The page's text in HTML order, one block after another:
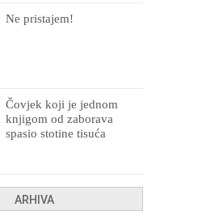
Ne pristajem!
Čovjek koji je jednom
knjigom od zaborava
spasio stotine tisuća
ARHIVA